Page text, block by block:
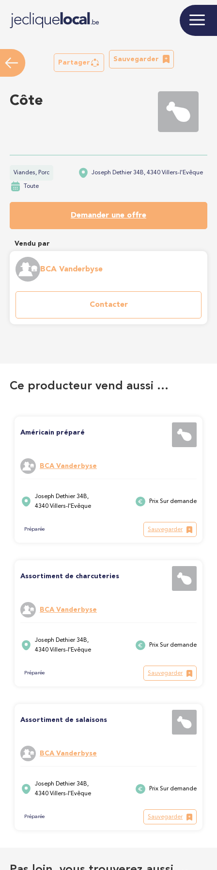
Partager
Sauvegarder
Côte
Viandes, Porc Joseph Dethier 34B, 4340 Villers-l'Evêque
Toute
Demander une offre
Vendu par
BCA Vanderbyse
Contacter
Ce producteur vend aussi …
Américain préparé
BCA Vanderbyse
Joseph Dethier 34B,
4340 Villers-l'Evêque
Prix Sur demande
Préparée Sauvegarder
Assortiment de charcuteries
BCA Vanderbyse
Joseph Dethier 34B,
4340 Villers-l'Evêque
Prix Sur demande
Préparée Sauvegarder
Assortiment de salaisons
BCA Vanderbyse
Joseph Dethier 34B,
4340 Villers-l'Evêque
Prix Sur demande
Préparée Sauvegarder